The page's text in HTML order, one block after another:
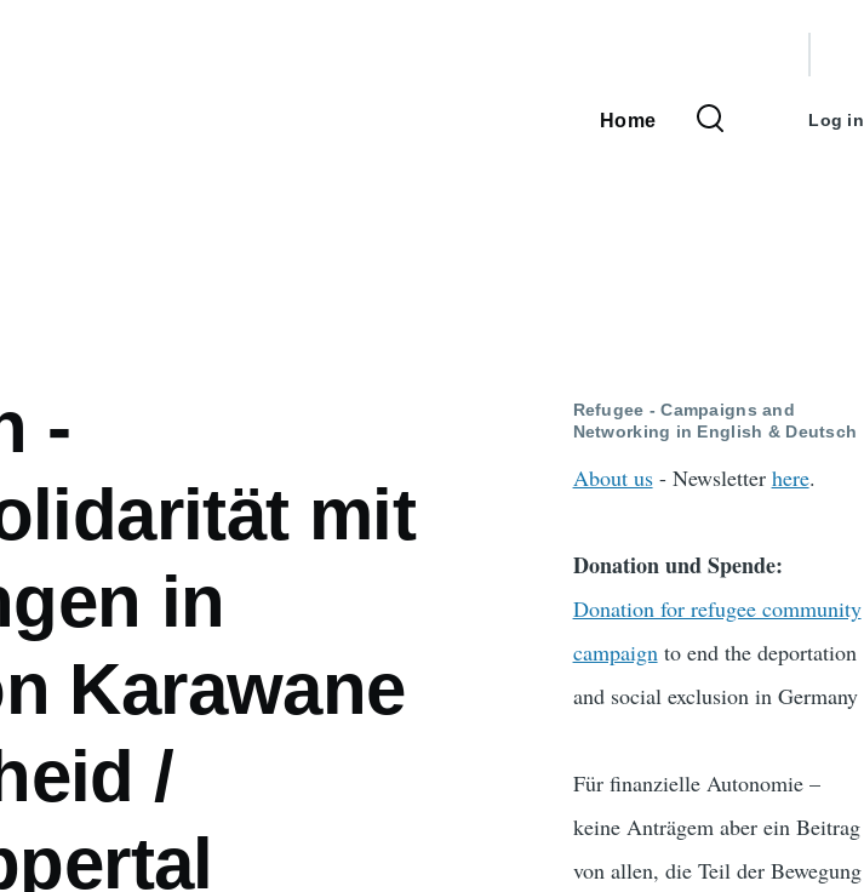
Main
Home
menu
Log in
-
mit
in
Karawane
/
Refugee - Campaigns and
Networking in English & Deutsch
About us- Newsletter here.
Donation und Spende:
Donation for refugee community
campaignto end the deportation
and social exclusion in Germany
Für finanzielle Autonomie –
keine Anträgem aber ein Beitrag
von allen, die Teil der Bewegung